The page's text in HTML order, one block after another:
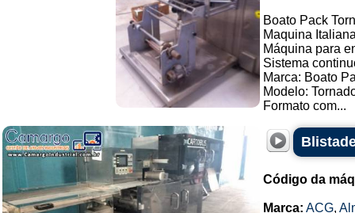
Boato Pack
Maquina
Máquina para
Sistema
Marca: Boato
Modelo:
Formato com...
Código da
Marca: ACG,